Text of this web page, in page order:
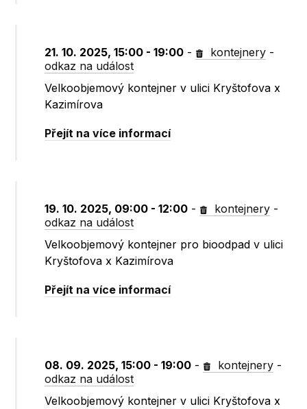
21. 10. 2025, 15:00 - 19:00 - kontejnery -
odkaz na událost
Velkoobjemový kontejner v ulici Kryštofova x
Kazimírova
Přejít na více informací
19. 10. 2025, 09:00 - 12:00 - kontejnery -
odkaz na událost
Velkoobjemový kontejner pro bioodpad v ulici
Kryštofova x Kazimírova
Přejít na více informací
08. 09. 2025, 15:00 - 19:00 - kontejnery -
odkaz na událost
Velkoobjemový kontejner v ulici Kryštofova x